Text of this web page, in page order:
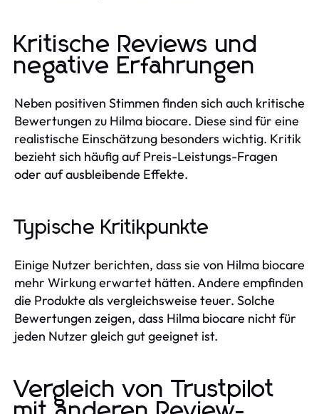
Kritische Reviews und
negative Erfahrungen
Neben positiven Stimmen finden sich auch kritische
Bewertungen zu Hilma biocare. Diese sind für eine
realistische Einschätzung besonders wichtig. Kritik
bezieht sich häufig auf Preis-Leistungs-Fragen
oder auf ausbleibende Effekte.
Typische Kritikpunkte
Einige Nutzer berichten, dass sie von Hilma biocare
mehr Wirkung erwartet hätten. Andere empfinden
die Produkte als vergleichsweise teuer. Solche
Bewertungen zeigen, dass Hilma biocare nicht für
jeden Nutzer gleich gut geeignet ist.
Vergleich von Trustpilot